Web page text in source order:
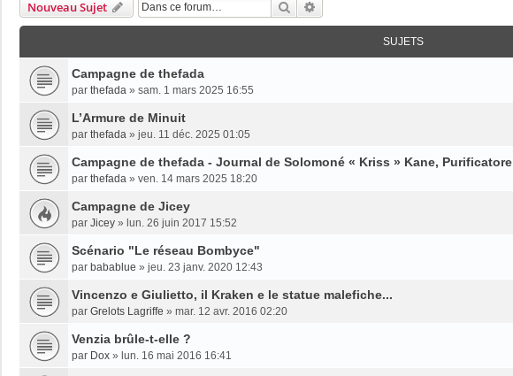
Nouveau Sujet Rechercher
SUJETS
Campagne de thefada
par thefada » sam. 1 mars 2025 16:55
L’Armure de Minuit
par thefada » jeu. 11 déc. 2025 01:05
Campagne de thefada - Journal de Solomoné « Kriss » Kane, Purificatore
par thefada » ven. 14 mars 2025 18:20
Campagne de Jicey
par Jicey » lun. 26 juin 2017 15:52
Scénario "Le réseau Bombyce"
par babablue » jeu. 23 janv. 2020 12:43
Vincenzo e Giulietto, il Kraken e le statue malefiche...
par Grelots Lagriffe » mar. 12 avr. 2016 02:20
Venzia brûle-t-elle ?
par Dox » lun. 16 mai 2016 16:41